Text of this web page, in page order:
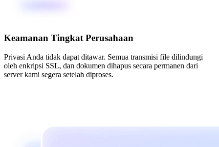
Keamanan Tingkat Perusahaan
Privasi Anda tidak dapat ditawar. Semua transmisi file dilindungi
oleh enkripsi SSL, dan dokumen dihapus secara permanen dari
server kami segera setelah diproses.